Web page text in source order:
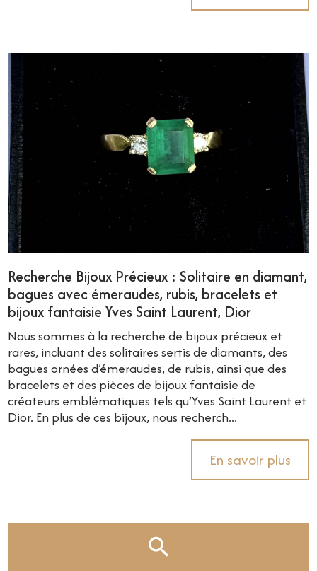
Recherche Bijoux Précieux : Solitaire en diamant,
bagues avec émeraudes, rubis, bracelets et
bijoux fantaisie Yves Saint Laurent, Dior
Nous sommes à la recherche de bijoux précieux et
rares, incluant des solitaires sertis de diamants, des
bagues ornées d’émeraudes, de rubis, ainsi que des
bracelets et des pièces de bijoux fantaisie de
créateurs emblématiques tels qu’Yves Saint Laurent et
Dior. En plus de ces bijoux, nous recherch...
En savoir plus